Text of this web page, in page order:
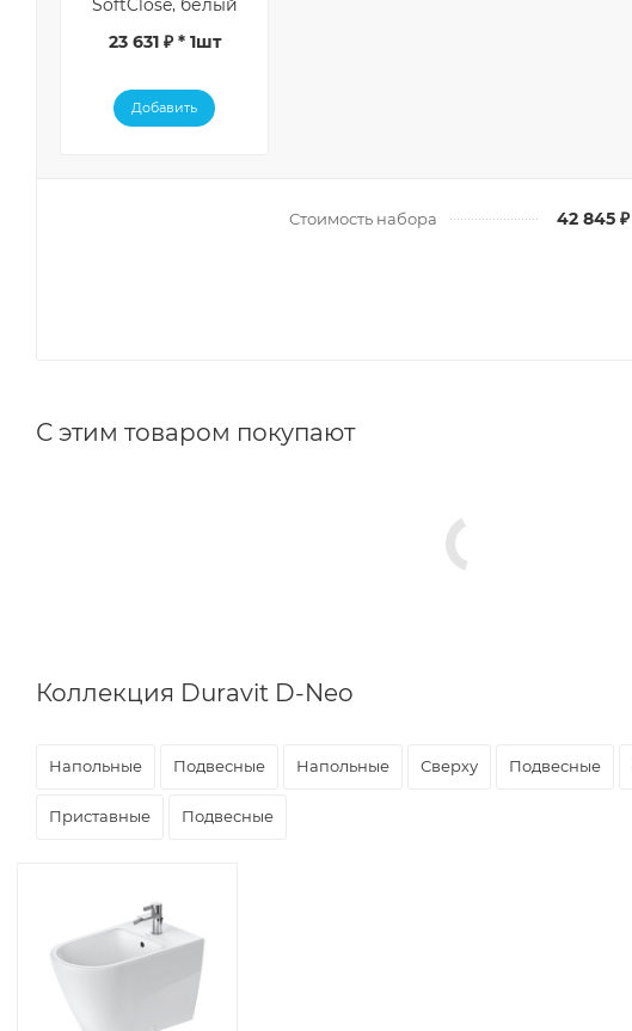
SoftClose, белый
23 631 ₽ * 1шт
Добавить
Стоимость набора 42 845 ₽
С этим товаром покупают
Коллекция Duravit D-Neo
Напольные Подвесные Напольные Сверху Подвесные
Приставные Подвесные